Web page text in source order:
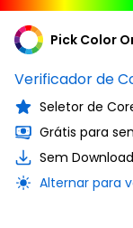
Pick Color
Verificador de
Seletor de
Grátis para
Sem Download
Alternar para